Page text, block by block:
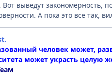
Вот выведут закономерность,
А пока это все так,
человек может,
может украсть целую